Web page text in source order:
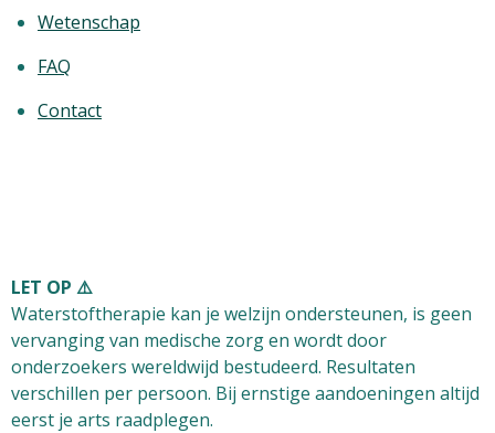
Wetenschap
FAQ
Contact
LET OP ⚠️
Waterstoftherapie kan je welzijn ondersteunen, is geen
vervanging van medische zorgen wordt door
onderzoekers wereldwijd bestudeerd. Resultaten
verschillen per persoon. Bij ernstige aandoeningen altijd
eerst je arts raadplegen.